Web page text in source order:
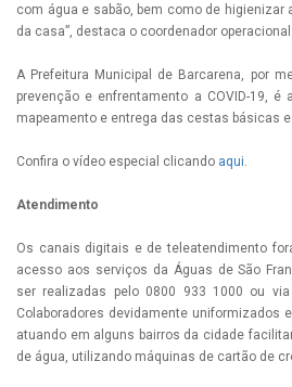
com água e sabão, bem como de
da casa”, destaca o coordenador
A Prefeitura Municipal de Barcarena, por
prevenção e enfrentamento a COVID-19, é
mapeamento e entrega das cestas básicas
Confira o vídeo especial clicando aqui.
Atendimento
Os canais digitais e de teleatendimento
acesso aos serviços da Águas de São
ser realizadas pelo 0800 933 1000 ou via
Colaboradores devidamente uniformizados
atuando em alguns bairros da cidade
de água, utilizando máquinas de cartão de